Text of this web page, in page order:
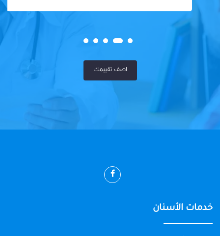
اضف تقييمك
خدمات الأسنان